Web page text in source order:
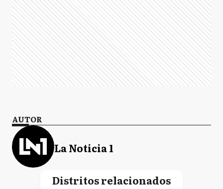
AUTOR
La Noticia 1
Distritos relacionados